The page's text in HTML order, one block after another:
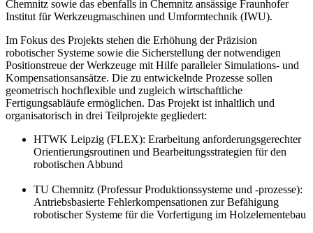
Chemnitz sowie das ebenfalls in Chemnitz ansässige Fraunhofer
Institut für Werkzeugmaschinen und Umformtechnik (IWU).
Im Fokus des Projekts stehen die Erhöhung der Präzision
robotischer Systeme sowie die Sicherstellung der notwendigen
Positionstreue der Werkzeuge mit Hilfe paralleler Simulations- und
Kompensationsansätze. Die zu entwickelnde Prozesse sollen
geometrisch hochflexible und zugleich wirtschaftliche
Fertigungsabläufe ermöglichen. Das Projekt ist inhaltlich und
organisatorisch in drei Teilprojekte gegliedert:
HTWK Leipzig (FLEX): Erarbeitung anforderungsgerechter
Orientierungsroutinen und Bearbeitungsstrategien für den
robotischen Abbund
TU Chemnitz (Professur Produktionssysteme und -prozesse):
Antriebsbasierte Fehlerkompensationen zur Befähigung
robotischer Systeme für die Vorfertigung im Holzelementebau